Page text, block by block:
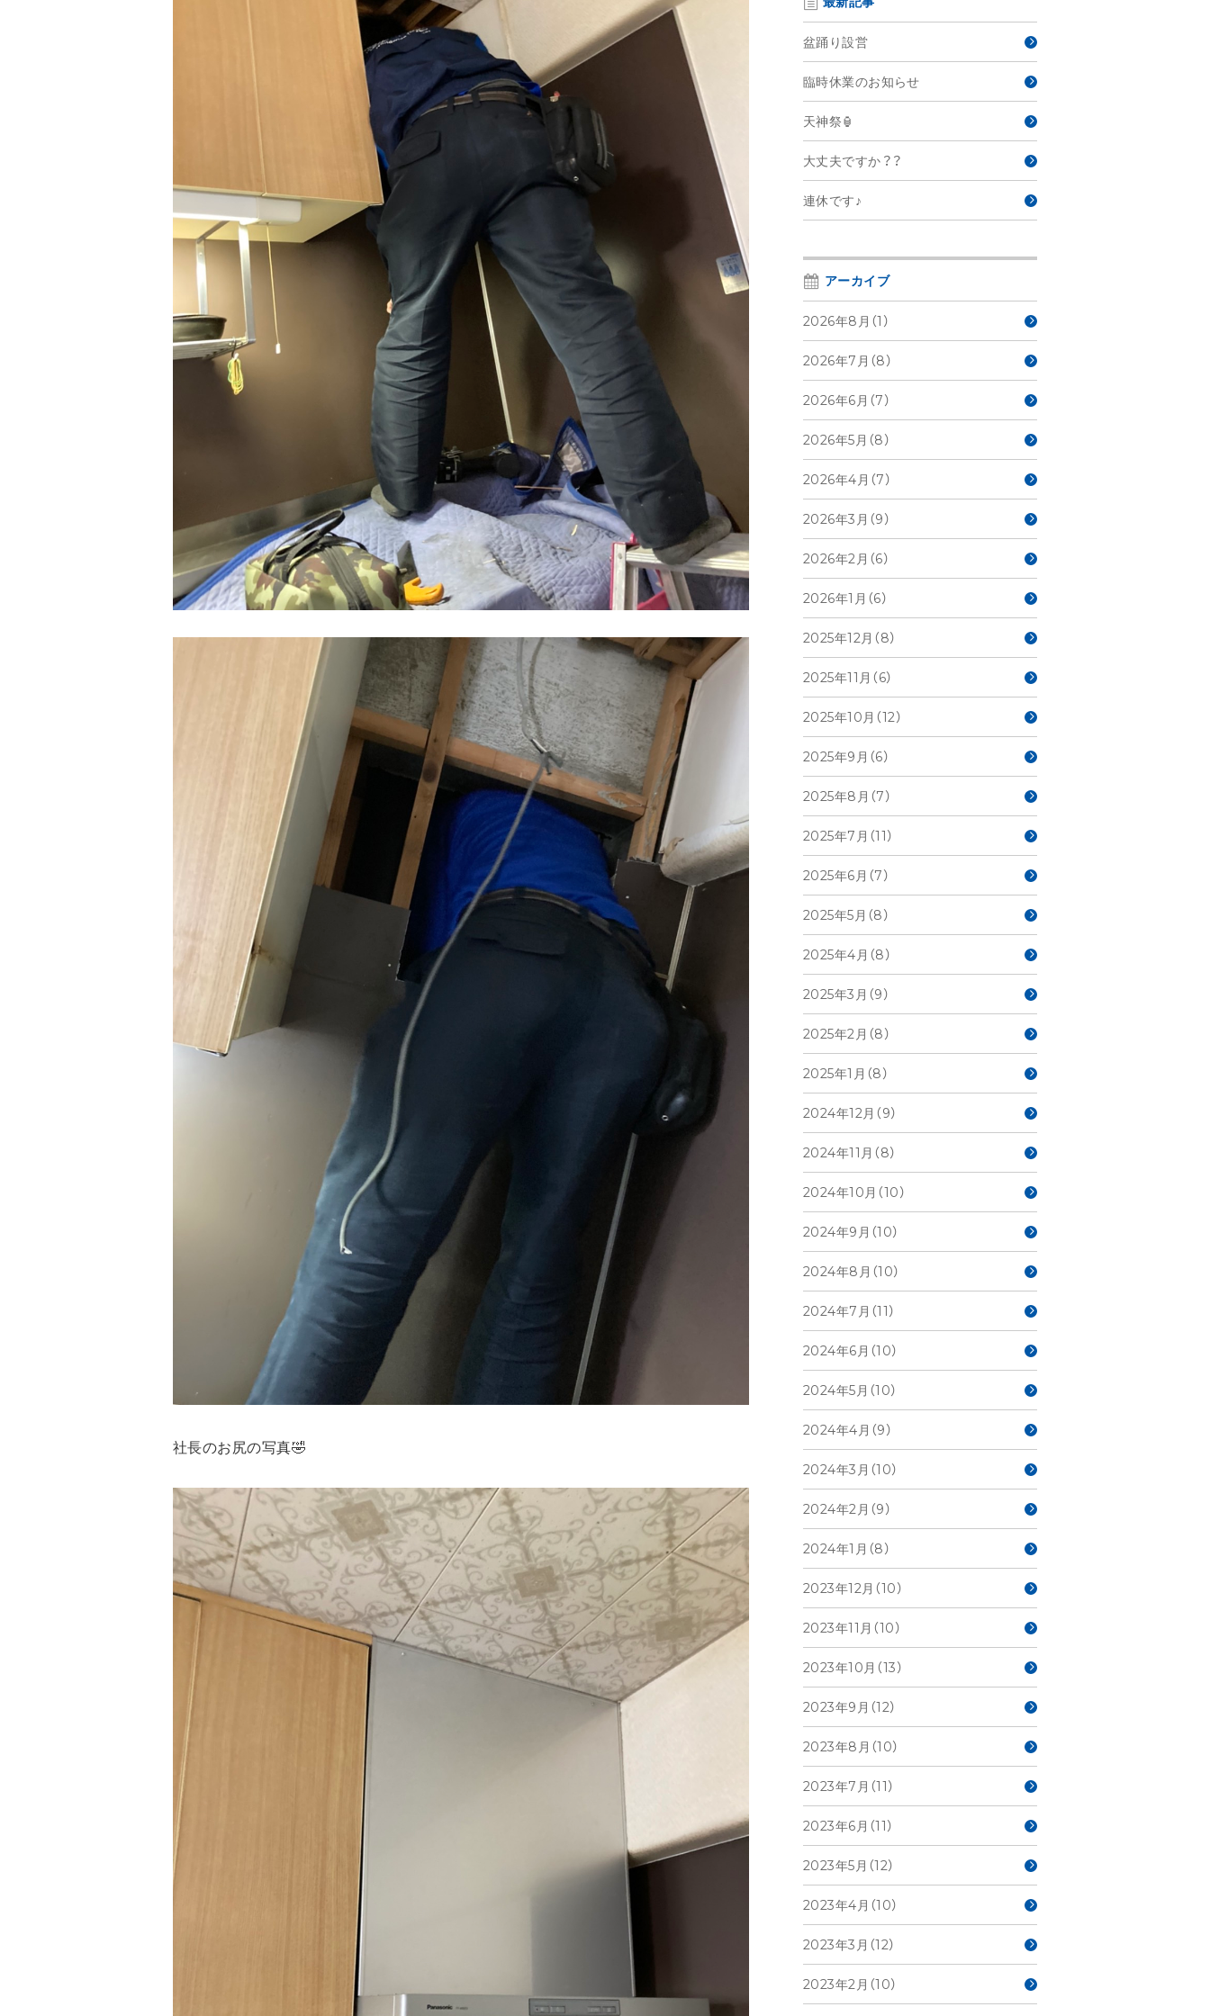
社長のお尻の写真🤣
盆踊り設営
臨時休業のお知らせ
天神祭🏮
大丈夫ですか？？
連休です♪
アーカイブ
2026年8月（1）
2026年7月（8）
2026年6月（7）
2026年5月（8）
2026年4月（7）
2026年3月（9）
2026年2月（6）
2026年1月（6）
2025年12月（8）
2025年11月（6）
2025年10月（12）
2025年9月（6）
2025年8月（7）
2025年7月（11）
2025年6月（7）
2025年5月（8）
2025年4月（8）
2025年3月（9）
2025年2月（8）
2025年1月（8）
2024年12月（9）
2024年11月（8）
2024年10月（10）
2024年9月（10）
2024年8月（10）
2024年7月（11）
2024年6月（10）
2024年5月（10）
2024年4月（9）
2024年3月（10）
2024年2月（9）
2024年1月（8）
2023年12月（10）
2023年11月（10）
2023年10月（13）
2023年9月（12）
2023年8月（10）
2023年7月（11）
2023年6月（11）
2023年5月（12）
2023年4月（10）
2023年3月（12）
2023年2月（10）